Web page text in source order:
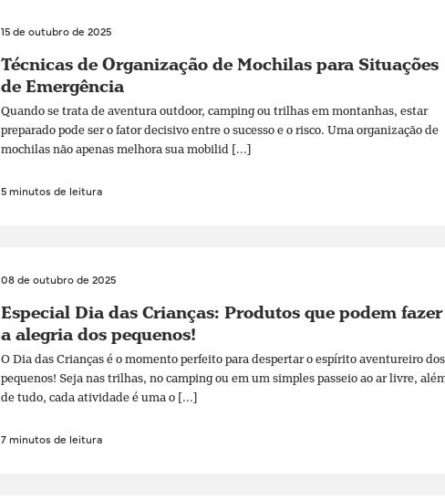
15 de outubro de 2025
Técnicas de Organização de Mochilas para Situações
de Emergência
Quando se trata de aventura outdoor, camping ou trilhas em montanhas, estar
preparado pode ser o fator decisivo entre o sucesso e o risco. Uma organização de
mochilas não apenas melhora sua mobilid [...]
5 minutos de leitura
08 de outubro de 2025
Especial Dia das Crianças: Produtos que podem fazer
a alegria dos pequenos!
O Dia das Crianças é o momento perfeito para despertar o espírito aventureiro dos
pequenos! Seja nas trilhas, no camping ou em um simples passeio ao ar livre,
de tudo, cada atividade é uma o [...]
7 minutos de leitura